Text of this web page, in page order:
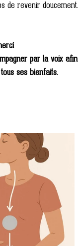
de revenir
par la voix
ses bienfaits.